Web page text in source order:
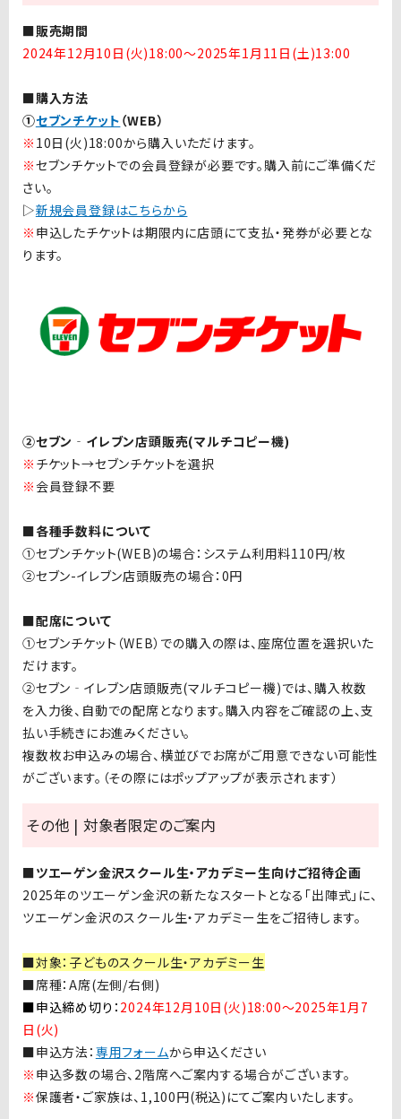
■販売期間
2024年12月10日(火)18:00〜2025年1月11日(土)13:00
■購入方法
①セブンチケット （WEB）
※ 10日 (火)18:00から購入いただけます。
※セブンチケットでの会員登録が必要です。購入前にご準備くだ
さい。
▷新規会員登録はこちらから
※ 申込したチケットは期限内に店頭にて支払・発券が必要とな
ります。
②セブン‐イレブン店頭販売(マルチコピー機)
※ チケット→セブンチケットを選択
※ 会員登録不要
■各種手数料について
①セブンチケット(WEB)の場合：システム利用料110円/枚
②セブン-イレブン店頭販売の場合： 0円
■配席について
①セブンチケット（WEB）での購入の際は、座席位置を選択いた
だけます。
②セブン‐イレブン店頭販売(マルチコピー機)では、購入枚数
を入力後、自動での配席となります。購入内容をご確認の上、支
払い手続きにお進みください。
複数枚お申込みの場合、横並びでお席がご用意できない可能性
がございます。（その際にはポップアップが表示されます）
その他 | 対象者限定のご案内
■ツエーゲン金沢スクール生・アカデミー生向けご招待企画
2025年のツエーゲン金沢の新たなスタートとなる「出陣式」に、
ツエーゲン金沢のスクール生・アカデミー生をご招待します。
■対象：子どものスクール生・アカデミー生
■席種：A席(左側/右側)
■申込締め切り： 2024年12月10日(火)18:00〜2025年1月7
日(火)
■申込方法： 専用フォームから申込ください
※ 申込多数の場合、 2階席へご案内する場合がございます。
※保護者・ご家族は、 1,100円(税込) にてご案内いたします。